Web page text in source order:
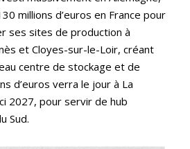
millions d’euros en France pour
ses sites de production à
et Cloyes-sur-le-Loir, créant
centre de stockage et de
d’euros verra le jour à La
2027, pour servir de hub
Sud.